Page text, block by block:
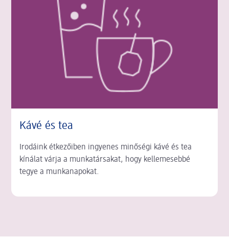
Kávé és tea
Irodáink étkezőiben ingyenes minőségi kávé és tea
kínálat várja a munkatársakat, hogy kellemesebbé
tegye a munkanapokat.